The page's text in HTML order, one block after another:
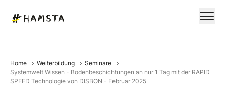
Home Weiterbildung
Seminare
Systemwelt Wissen - Bodenbeschichtungen an nur 1 Tag mit der RAPID
SPEED Technologie von DISBON - Februar 2025